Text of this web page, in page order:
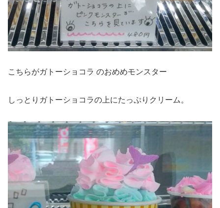
こちらがガトーショコラ のおめめモンスター
しっとりガトーショコラの上にたっぷりクリーム。